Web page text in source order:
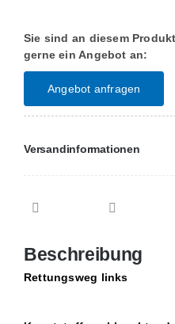
Sie sind an diesem
gerne ein Angebot an:
Angebot anfragen
Versandinformationen
Beschreibung
Rettungsweg links